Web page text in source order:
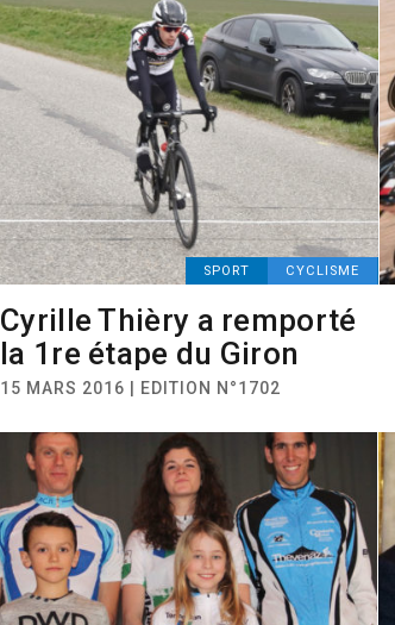
SPORT CYCLISME
Cyrille Thièry a remporté
la 1re étape du Giron
15 MARS 2016 | EDITION N°1702